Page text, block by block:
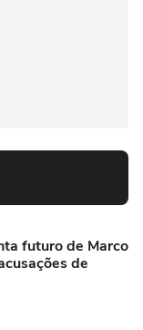
futuro de Marco
de